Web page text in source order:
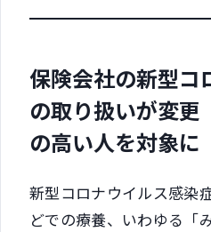
保険会社の新型コ
の取り扱いが変
の高い人を対象に
新型コロナウイルス感染
どでの療養、いわゆる「